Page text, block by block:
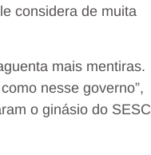
considera de muita
mais mentiras.
nesse governo”,
o ginásio do SESC